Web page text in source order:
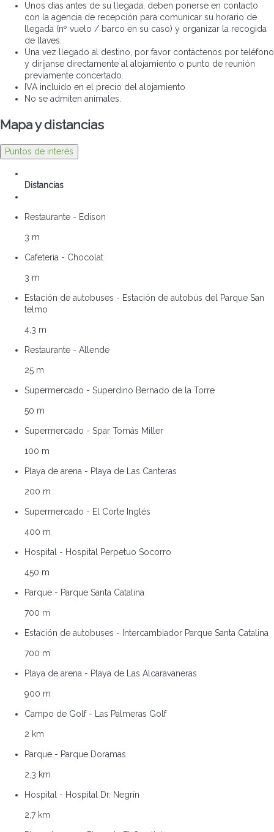
Unos días antes de su llegada, deben ponerse en contacto
con la agencia de recepción para comunicar su horario de
llegada (nº vuelo / barco en su caso) y organizar la recogida
de llaves.
Una vez llegado al destino, por favor contáctenos por teléfono
y diríjanse directamente al alojamiento o punto de reunión
previamente concertado.
IVA incluido en el precio del alojamiento
No se admiten animales.
Mapa y distancias
Puntos de interés
Distancias
Restaurante - Edison
3 m
Cafetería - Chocolat
3 m
Estación de autobuses - Estación de autobús del Parque San
telmo
4,3 m
Restaurante - Allende
25 m
Supermercado - Superdino Bernado de la Torre
50 m
Supermercado - Spar Tomás Miller
100 m
Playa de arena - Playa de Las Canteras
200 m
Supermercado - El Corte Inglés
400 m
Hospital - Hospital Perpetuo Socorro
450 m
Parque - Parque Santa Catalina
700 m
Estación de autobuses - Intercambiador Parque Santa Catalina
700 m
Playa de arena - Playa de Las Alcaravaneras
900 m
Campo de Golf - Las Palmeras Golf
2 km
Parque - Parque Doramas
2,3 km
Hospital - Hospital Dr. Negrín
2,7 km